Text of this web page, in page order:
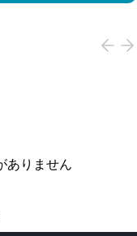
ありません